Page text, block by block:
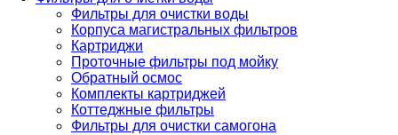
Фильтры для очистки воды
Корпуса магистральных фильтров
Картриджи
Проточные фильтры под мойку
Обратный осмос
Комплекты картриджей
Коттеджные фильтры
Фильтры для очистки самогона